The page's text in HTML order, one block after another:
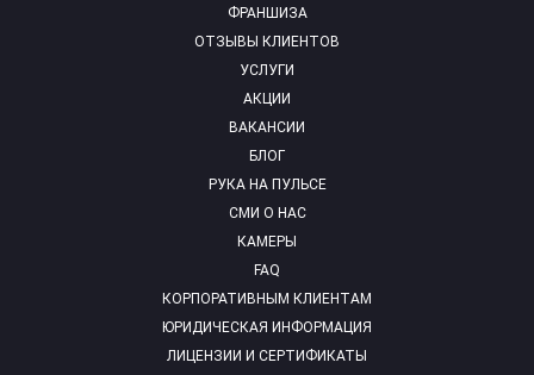
ФРАНШИЗА
ОТЗЫВЫ КЛИЕНТОВ
УСЛУГИ
АКЦИИ
ВАКАНСИИ
БЛОГ
РУКА НА ПУЛЬСЕ
СМИ О НАС
КАМЕРЫ
FAQ
КОРПОРАТИВНЫМ КЛИЕНТАМ
ЮРИДИЧЕСКАЯ ИНФОРМАЦИЯ
ЛИЦЕНЗИИ И СЕРТИФИКАТЫ